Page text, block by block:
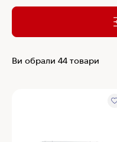
Хімія для
Популярні товари
MyChef
Ви обрали 44 товари